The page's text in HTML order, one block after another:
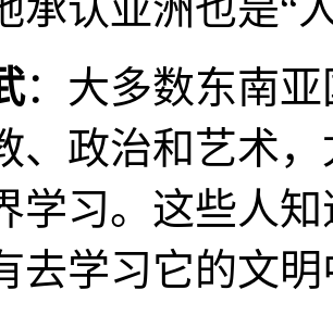
承认亚洲也是“
：大多数东南
、政治和艺术
学习。这些人
去学习它的文